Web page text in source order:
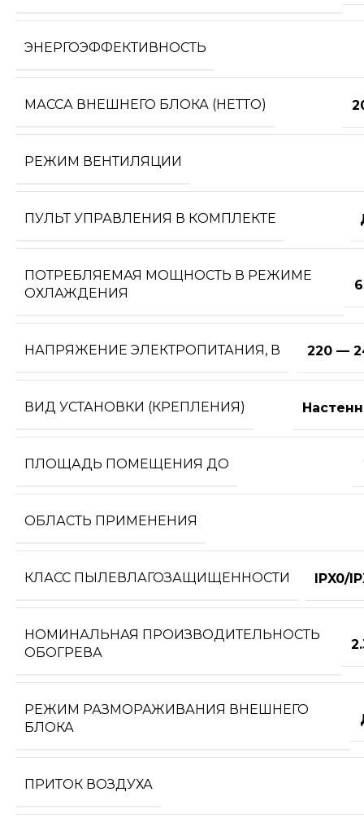
ЭНЕРГОЭФФЕКТИВНОСТЬ
МАССА ВНЕШНЕГО БЛОКА (НЕТТО)
РЕЖИМ ВЕНТИЛЯЦИИ
ПУЛЬТ УПРАВЛЕНИЯ В КОМПЛЕКТЕ
ПОТРЕБЛЯЕМАЯ МОЩНОСТЬ В РЕЖИМЕ
ОХЛАЖДЕНИЯ
НАПРЯЖЕНИЕ ЭЛЕКТРОПИТАНИЯ, В 220 —
ВИД УСТАНОВКИ (КРЕПЛЕНИЯ)
ПЛОЩАДЬ ПОМЕЩЕНИЯ ДО
ОБЛАСТЬ ПРИМЕНЕНИЯ
КЛАСС ПЫЛЕВЛАГОЗАЩИЩЕННОСТИ IPX0/
НОМИНАЛЬНАЯ ПРОИЗВОДИТЕЛЬНОСТЬ
ОБОГРЕВА
РЕЖИМ РАЗМОРАЖИВАНИЯ ВНЕШНЕГО
БЛОКА
ПРИТОК ВОЗДУХА